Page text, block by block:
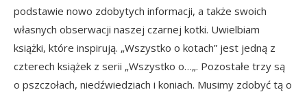
podstawie nowo zdobytych informacji, a także swoich
własnych obserwacji naszej czarnej kotki. Uwielbiam
książki, które inspirują. „Wszystko o kotach” jest jedną z
czterech książek z serii „Wszystko o…„. Pozostałe trzy są
o pszczołach, niedźwiedziach i koniach. Musimy zdobyć tą o